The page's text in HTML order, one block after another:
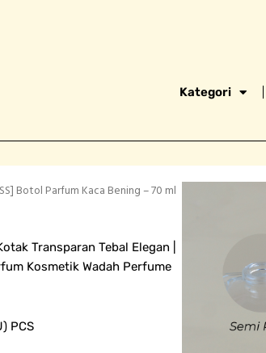
Kategori
Botol Parfum Kaca Bening – 70 ml
Transparan Tebal Elegan |
Kosmetik Wadah Perfume
PCS